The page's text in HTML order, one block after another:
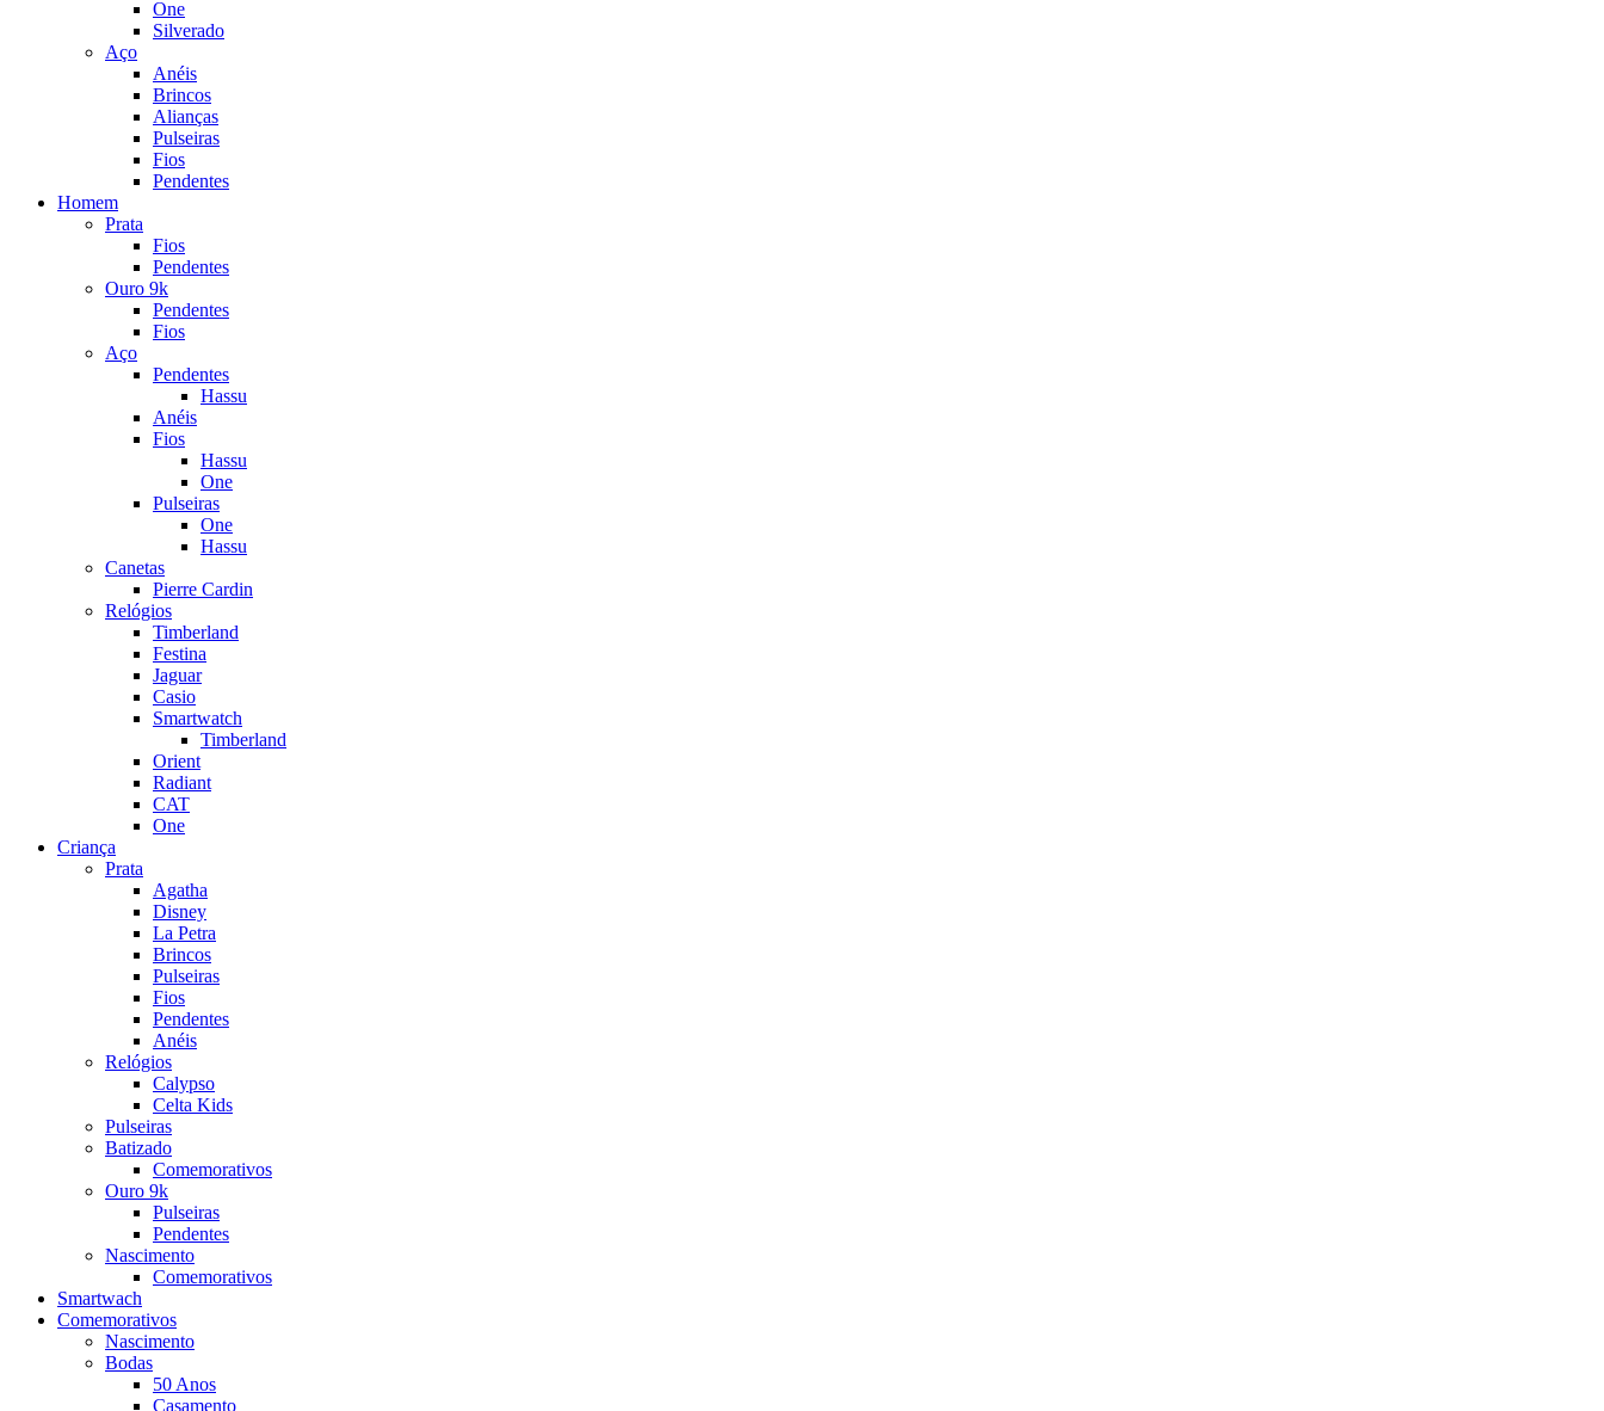
One
Silverado
Aço
Anéis
Brincos
Alianças
Pulseiras
Fios
Pendentes
Homem
Prata
Fios
Pendentes
Ouro 9k
Pendentes
Fios
Aço
Pendentes
Hassu
Anéis
Fios
Hassu
One
Pulseiras
One
Hassu
Canetas
Pierre Cardin
Relógios
Timberland
Festina
Jaguar
Casio
Smartwatch
Timberland
Orient
Radiant
CAT
One
Criança
Prata
Agatha
Disney
La Petra
Brincos
Pulseiras
Fios
Pendentes
Anéis
Relógios
Calypso
Celta Kids
Pulseiras
Batizado
Comemorativos
Ouro 9k
Pulseiras
Pendentes
Nascimento
Comemorativos
Smartwach
Comemorativos
Nascimento
Bodas
50 Anos
Casamento